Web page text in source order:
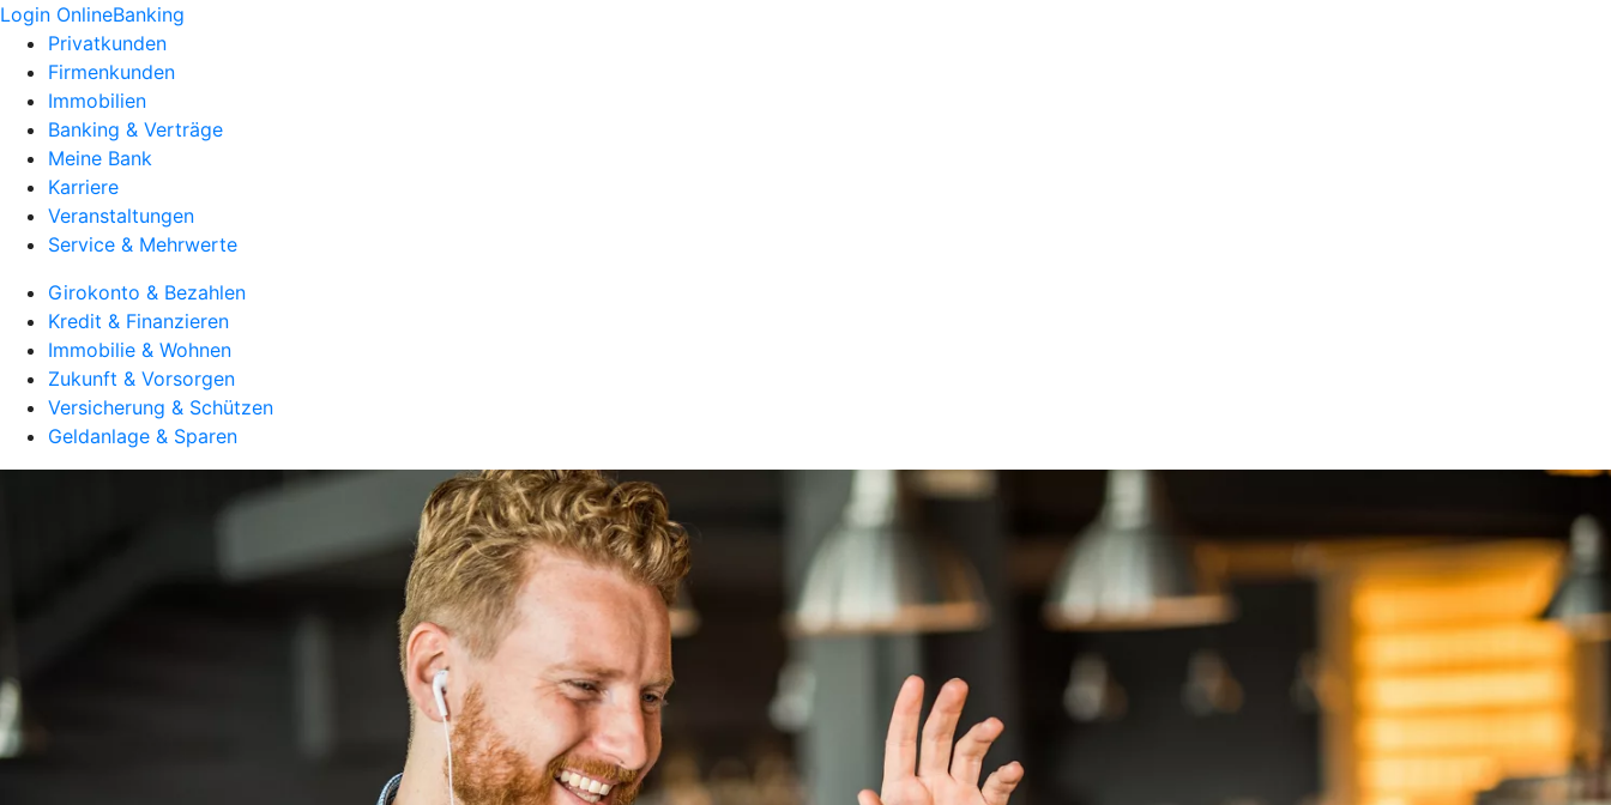
Login OnlineBanking
Privatkunden
Firmenkunden
Immobilien
Banking & Verträge
Meine Bank
Karriere
Veranstaltungen
Service & Mehrwerte
Girokonto & Bezahlen
Kredit & Finanzieren
Immobilie & Wohnen
Zukunft & Vorsorgen
Versicherung & Schützen
Geldanlage & Sparen